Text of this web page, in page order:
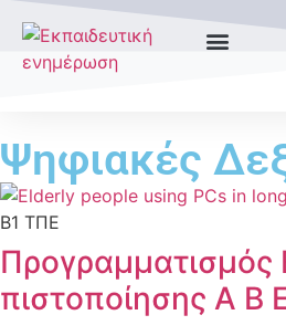
Ψηφιακές
Β1 ΤΠΕ
Προγραμματισμός
πιστοποίησης Α Β